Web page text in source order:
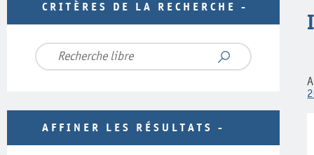
CRITÈRES DE LA RECHERCHE
AFFINER LES RÉSULTATS